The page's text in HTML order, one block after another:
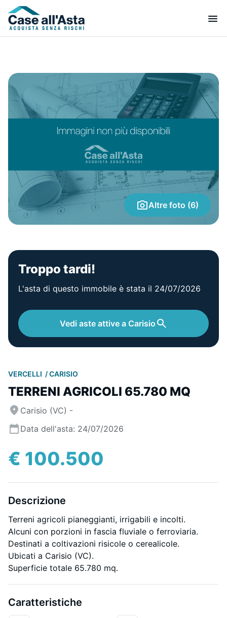
Altre foto (6)
Troppo tardi!
L'asta di questo immobile è stata il 24/07/2026
Vedi aste attive a Carisio
VERCELLI CARISIO
TERRENI AGRICOLI 65.780 MQ
Carisio (VC) -
Data dell'asta: 24/07/2026
€ 100.500
Descrizione
Terreni agricoli pianeggianti, irrigabili e incolti.
Alcuni con porzioni in fascia fluviale o ferroviaria.
Destinati a coltivazioni risicole o cerealicole.
Ubicati a Carisio (VC).
Superficie totale 65.780 mq.
Caratteristiche